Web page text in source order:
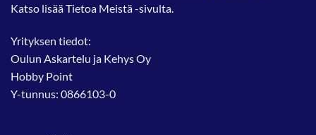
Katso lisääTietoa Meistä-sivulta.
Yrityksen tiedot:
Oulun Askartelu ja Kehys Oy
Hobby Point
Y-tunnus: 0866103-0